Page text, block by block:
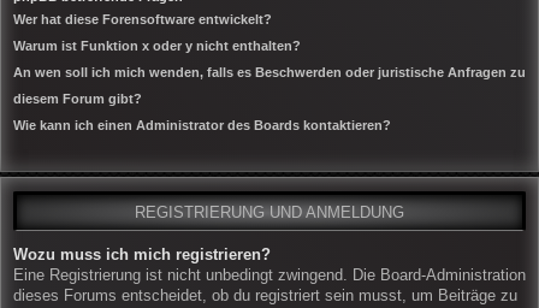
Wer hat diese Forensoftware entwickelt?
Warum ist Funktion x oder y nicht enthalten?
An wen soll ich mich wenden, falls es Beschwerden oder juristische Anfragen zu
diesem Forum gibt?
Wie kann ich einen Administrator des Boards kontaktieren?
REGISTRIERUNG UND ANMELDUNG
Wozu muss ich mich registrieren?
Eine Registrierung ist nicht unbedingt zwingend. Die Board-Administration
dieses Forums entscheidet, ob du registriert sein musst, um Beiträge zu